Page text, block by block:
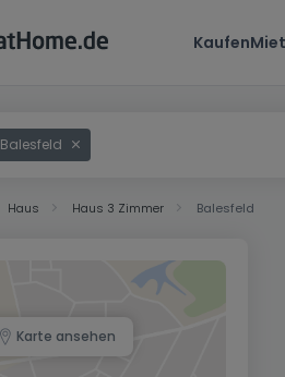
Kaufen
Balesfeld
Haus Haus 3 Zimmer Balesfeld
Karte ansehen